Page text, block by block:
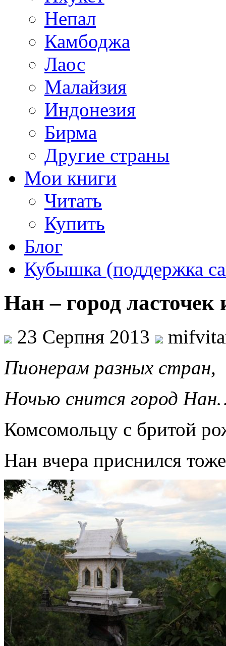
Непал
Камбоджа
Лаос
Малайзия
Индонезия
Бирма
Другие страны
Мои книги
Читать
Купить
Блог
Кубышка (поддержка
Нан – город ласточек
23 Серпня 2013
Пионерам разных стран,
Ночью снится город
Комсомольцу с бритой
Нан вчера приснился